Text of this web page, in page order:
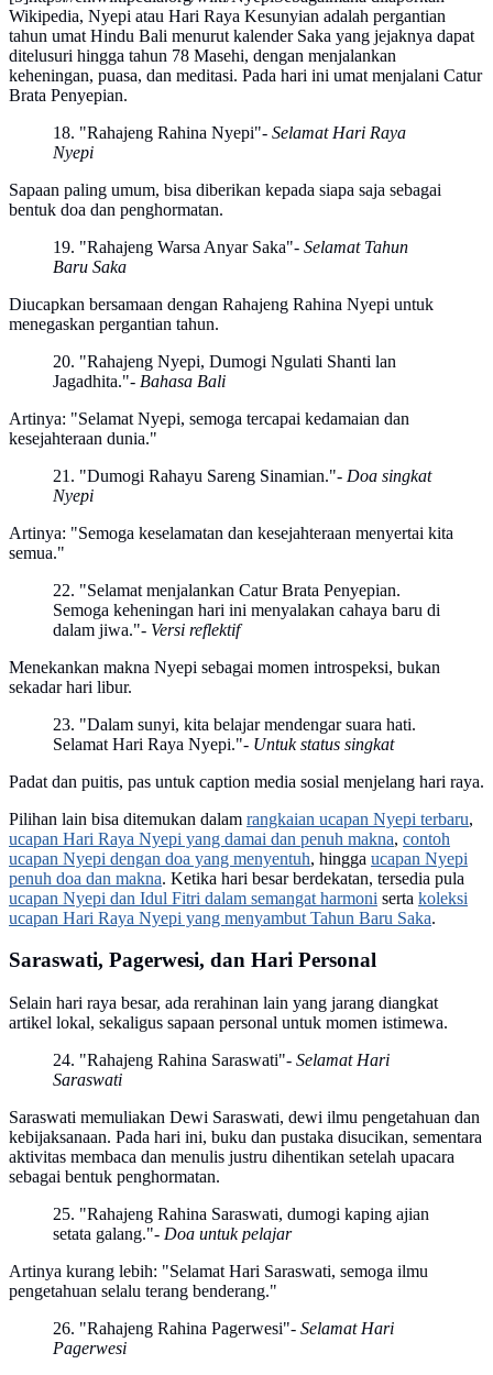
Wikipedia, Nyepi atau Hari Raya Kesunyian adalah pergantian
tahun umat Hindu Bali menurut kalender Saka yang jejaknya dapat
ditelusuri hingga tahun 78 Masehi, dengan menjalankan
keheningan, puasa, dan meditasi. Pada hari ini umat menjalani Catur
Brata Penyepian.
18. "Rahajeng Rahina Nyepi"- Selamat Hari Raya
Nyepi
Sapaan paling umum, bisa diberikan kepada siapa saja sebagai
bentuk doa dan penghormatan.
19. "Rahajeng Warsa Anyar Saka"- Selamat Tahun
Baru Saka
Diucapkan bersamaan dengan Rahajeng Rahina Nyepi untuk
menegaskan pergantian tahun.
20. "Rahajeng Nyepi, Dumogi Ngulati Shanti lan
Jagadhita."- Bahasa Bali
Artinya: "Selamat Nyepi, semoga tercapai kedamaian dan
kesejahteraan dunia."
21. "Dumogi Rahayu Sareng Sinamian."- Doa singkat
Nyepi
Artinya: "Semoga keselamatan dan kesejahteraan menyertai kita
semua."
22. "Selamat menjalankan Catur Brata Penyepian.
Semoga keheningan hari ini menyalakan cahaya baru di
dalam jiwa."- Versi reflektif
Menekankan makna Nyepi sebagai momen introspeksi, bukan
sekadar hari libur.
23. "Dalam sunyi, kita belajar mendengar suara hati.
Selamat Hari Raya Nyepi."- Untuk status singkat
Padat dan puitis, pas untuk caption media sosial menjelang hari raya.
Pilihan lain bisa ditemukan dalam rangkaian ucapan Nyepi terbaru,
ucapan Hari Raya Nyepi yang damai dan penuh makna, contoh
ucapan Nyepi dengan doa yang menyentuh, hingga ucapan Nyepi
penuh doa dan makna. Ketika hari besar berdekatan, tersedia pula
ucapan Nyepi dan Idul Fitri dalam semangat harmoni serta koleksi
ucapan Hari Raya Nyepi yang menyambut Tahun Baru Saka.
Saraswati, Pagerwesi, dan Hari Personal
Selain hari raya besar, ada rerahinan lain yang jarang diangkat
artikel lokal, sekaligus sapaan personal untuk momen istimewa.
24. "Rahajeng Rahina Saraswati"- Selamat Hari
Saraswati
Saraswati memuliakan Dewi Saraswati, dewi ilmu pengetahuan dan
kebijaksanaan. Pada hari ini, buku dan pustaka disucikan, sementara
aktivitas membaca dan menulis justru dihentikan setelah upacara
sebagai bentuk penghormatan.
25. "Rahajeng Rahina Saraswati, dumogi kaping ajian
setata galang."- Doa untuk pelajar
Artinya kurang lebih: "Selamat Hari Saraswati, semoga ilmu
pengetahuan selalu terang benderang."
26. "Rahajeng Rahina Pagerwesi"- Selamat Hari
Pagerwesi